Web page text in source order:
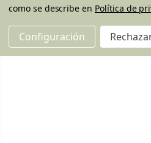
como se describe en Política de
Configuración